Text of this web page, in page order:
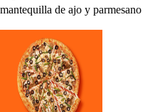
mantequilla de ajo y parmesano